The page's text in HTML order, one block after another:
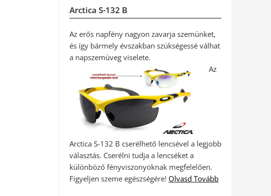
Arctica S-132 B
Az erős napfény nagyon zavarja szemünket,
és így bármely évszakban szükségessé válhat
a napszemüveg viselete.
Az
Arctica S-132 B cserélhető lencsével a legjobb
választás. Cserélni tudja a lencséket a
különböző fényviszonyoknak megfelelően.
Figyeljen szeme egészségére! Olvasd Tovább